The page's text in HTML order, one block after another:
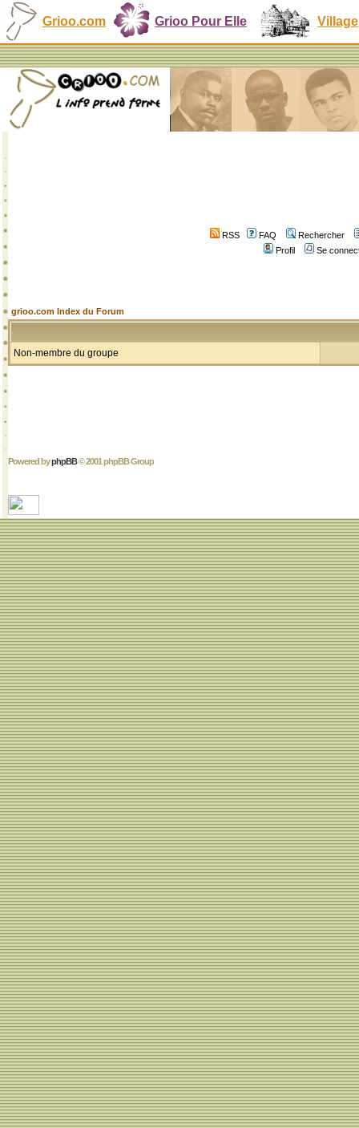
Grioo.com Grioo Pour Elle Village
RSS FAQ
Rechercher
Profil
Se
grioo.com Index du Forum
Non-membre du groupe
Powered byphpBB© 2001 phpBB Group